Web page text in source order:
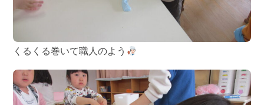
くるくる巻いて職人のよう